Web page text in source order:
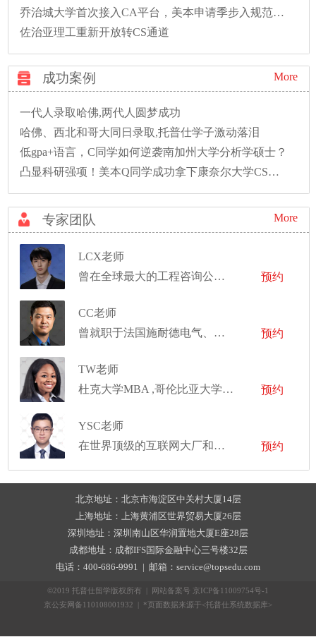
乔治城大学首次接入CA平台，美本申请季步入规范新时代
佐治亚理工重新开放转CS通道
成功案例 More
一代人录取哈佛,两代人圆梦成功
哈佛、西北和哥大同日录取,托普仕学子激动落泪
低gpa+语言，C同学如何逆袭南加州大学分析学硕士？
凸显科研强项！美本Q同学成功拿下康奈尔大学CS硕士录取！
专家团队 More
LCX老师
曾在全球最大的工程咨询公司工作
预约
CC老师
曾就职于法国施耐德电气、特斯拉中国，及全球顶级资产管理公司
预约
TW老师
杜克大学MBA ,哥伦比亚大学非洲裔美国人研究硕士,杜克大学国际比较研究学士
预约
YSC老师
在世界顶级的互联网大厂和投行工作经验
预约
北京地址：北京市海淀区中关村大厦14层
上海地址：上海黄浦区世界贸易大厦26层
深圳地址：深圳南山区华润置地大厦E座28层
成都地址：成都IFS国际金融中心三号楼32层
电话：400-686-9991 | 邮箱：service@topsedu.com
©2019 托普仕留学版权所有 | 网站备案号 京ICP备11009754号-1
京公安网备110108001932 | *页面数据来源于<托普仕系统数据库>